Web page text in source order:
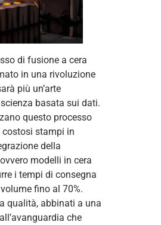
di fusione a cera
in una rivoluzione
più un’arte
basata sui dati.
questo processo
costosi stampi in
della
modelli in cera
i tempi di consegna
fino al 70%.
qualità, abbinati a una
che